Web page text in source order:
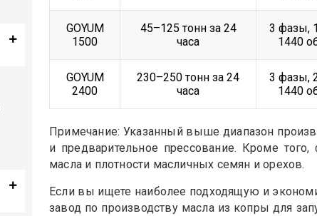
GOYUM
1500
45–125 тонн за 24
часа
3 фазы,
1440
GOYUM
2400
230–250 тонн за 24
часа
3 фазы,
1440
Примечание: Указанный выше диапазон
и предварительное прессование. Кроме того,
масла и плотности масличных семян и орехов.
Если вы ищете наиболее подходящую и
завод по производству масла из копры для